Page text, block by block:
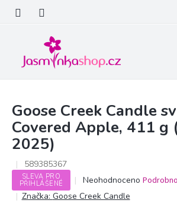
obsah
Goose Creek Candle
Covered Apple, 411 g
2025)
589385367
SLEVA PRO
PŘIHLÁŠENÉ
Průměrné
hodnocení
produktu
Neohodnoceno
Značka: Goose Creek Candle